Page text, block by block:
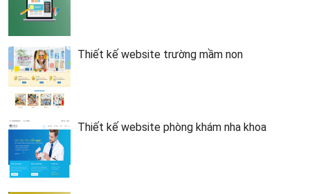
Thiết kế website trường mầm non
Thiết kế website phòng khám nha khoa